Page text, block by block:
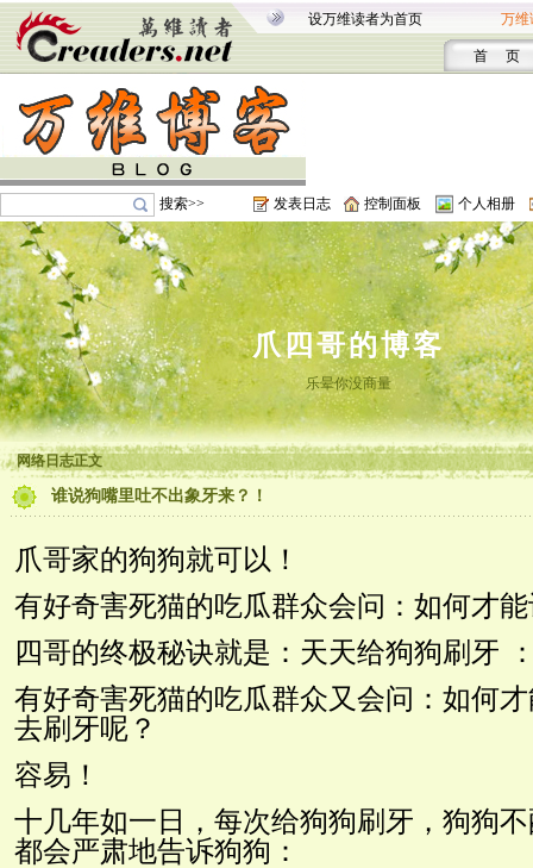
设万维读者为首页 万维
首 页
搜索>> 发表日志 控制面板 个人相册
爪四哥的博客
乐晕你没商量
网络日志正文
谁说狗嘴里吐不出象牙来？！
爪哥家的狗狗就可以！
有好奇害死猫的吃瓜群众会问：如何才
四哥的终极秘诀就是：天天给狗狗刷牙
有好奇害死猫的吃瓜群众又会问：如何
去刷牙呢？
容易！
十几年如一日，每次给狗狗刷牙，狗狗
都会严肃地告诉狗狗：